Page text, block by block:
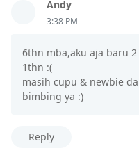
Andy
3:38 PM
6thn mba,aku aja baru
1thn :(
masih cupu & newbie
bimbing ya :)
Reply